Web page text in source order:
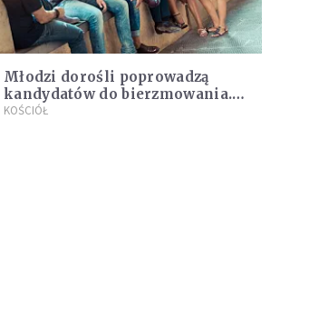
Młodzi dorośli poprowadzą
kandydatów do bierzmowania.
Odbędą w tym celu specjalną
KOŚCIÓŁ